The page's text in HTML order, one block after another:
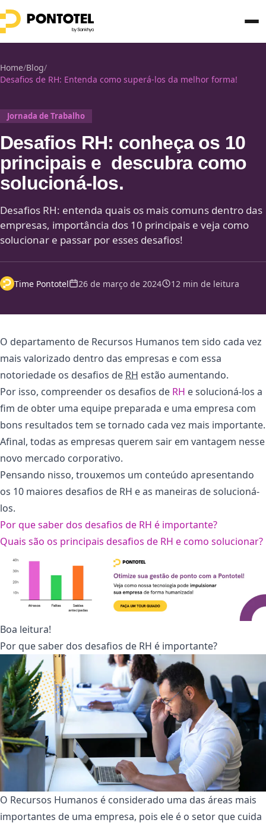
Home/Blog/
Desafios de RH: Entenda como superá-los da melhor forma!
Jornada de Trabalho
Desafios RH: conheça os 10
principais e descubra como
solucioná-los.
Desafios RH: entenda quais os mais comuns dentro das
empresas, importância dos 10 principais e veja como
solucionar e passar por esses desafios!
Time Pontotel 26 de março de 2024 12 min de leitura
O departamento de Recursos Humanos tem sido cada vez
mais valorizado dentro das empresas e com essa
notoriedade os desafios de RH estão aumentando.
Por isso, compreender os desafios de RH e solucioná-los a
fim de obter uma equipe preparada e uma empresa com
bons resultados tem se tornado cada vez mais importante.
Afinal, todas as empresas querem sair em vantagem nesse
novo mercado corporativo.
Pensando nisso, trouxemos um conteúdo apresentando
os 10 maiores desafios de RH e as maneiras de solucioná-
los.
Por que saber dos desafios de RH é importante?
Quais são os principais desafios de RH e como solucionar?
Boa leitura!
Por que saber dos desafios de RH é importante?
O Recursos Humanos é considerado uma das áreas mais
importantes de uma empresa, pois ele é o setor que cuida